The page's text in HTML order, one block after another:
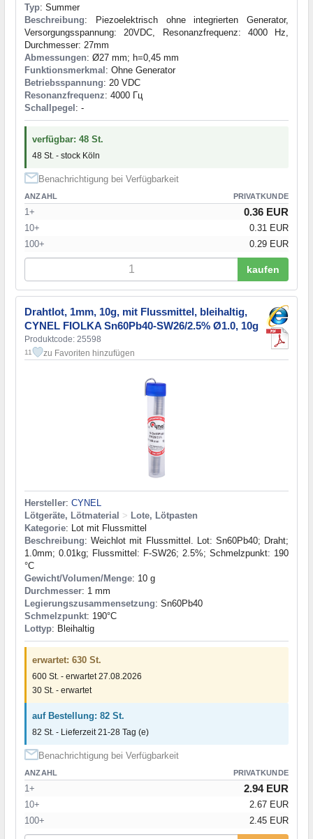
Typ: Summer
Beschreibung: Piezoelektrisch ohne integrierten Generator,
Versorgungsspannung: 20VDC, Resonanzfrequenz: 4000 Hz,
Durchmesser: 27mm
Abmessungen: Ø27 mm; h=0,45 mm
Funktionsmerkmal: Ohne Generator
Betriebsspannung: 20 VDC
Resonanzfrequenz: 4000 Гц
Schallpegel: -
verfügbar: 48 St.
48 St. - stock Köln
Benachrichtigung bei Verfügbarkeit
ANZAHL PRIVATKUNDE
1+ 0.36 EUR
10+
0.31 EUR
100+
0.29 EUR
kaufen
Drahtlot, 1mm, 10g, mit Flussmittel, bleihaltig,
CYNEL FIOLKA Sn60Pb40-SW26/2.5% Ø1.0, 10g
Produktcode: 25598
11 zu Favoriten hinzufügen
Hersteller: CYNEL
Lötgeräte, Lötmaterial > Lote, Lötpasten
Kategorie: Lot mit Flussmittel
Beschreibung: Weichlot mit Flussmittel. Lot: Sn60Pb40; Draht;
1.0mm; 0.01kg; Flussmittel: F-SW26; 2.5%; Schmelzpunkt: 190
°C
Gewicht/Volumen/Menge: 10 g
Durchmesser: 1 mm
Legierungszusammensetzung: Sn60Pb40
Schmelzpunkt: 190°С
Lottyp: Bleihaltig
erwartet: 630 St.
600 St. - erwartet 27.08.2026
30 St. - erwartet
auf Bestellung: 82 St.
82 St. - Lieferzeit 21-28 Tag (e)
Benachrichtigung bei Verfügbarkeit
ANZAHL PRIVATKUNDE
1+ 2.94 EUR
10+
2.67 EUR
100+
2.45 EUR